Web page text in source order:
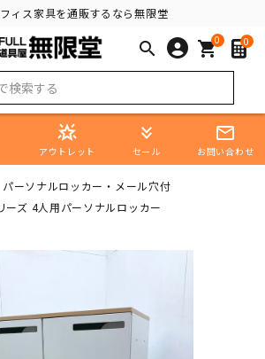
ィス家具を通販するなら無限堂
search 0
shopping_cart 0
star_shine
アウトレット
keyboard_double_arrow_down
セール
mail_outline
お問い合わせ
パーソナルロッカー・メール穴付
ーズ 4人用パーソナルロッカー